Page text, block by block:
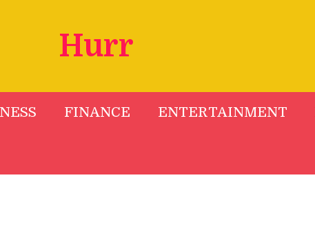
Hurr
FINANCE ENTERTAINMENT